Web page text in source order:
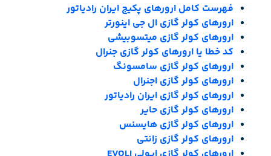
فهرست کامل ارورهای پکیج ایران رادیاتور
ارورهای کولر گازی ال جی اینورتر
ارورهای کولر گازی میتسوبیشی
کد خطا یا ارورهای کولر گازی جنرال
ارورهای کولر گازی سامسونگ
ارورهای کولر گازی اجنرال
ارورهای کولر گازی ایران رادیاتور
ارورهای کولر گازی حایر
ارورهای کولر گازی هایسنس
ارورهای کولر گازی زانتی